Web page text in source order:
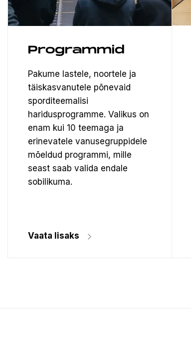
Programmid
Pakume lastele, noortele ja
täiskasvanutele põnevaid
sporditeemalisi
haridusprogramme. Valikus on
enam kui 10 teemaga ja
erinevatele vanusegruppidele
mõeldud programmi, mille
seast saab valida endale
sobilikuma.
Vaata lisaks